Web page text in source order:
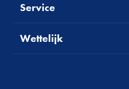
Service
Wettelijk